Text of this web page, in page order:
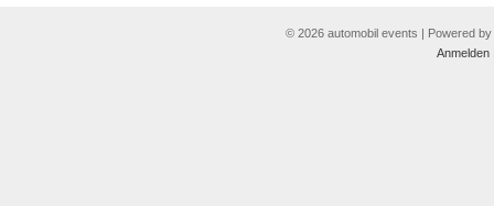
© 2026 automobil events | Powered by
Anmelden|